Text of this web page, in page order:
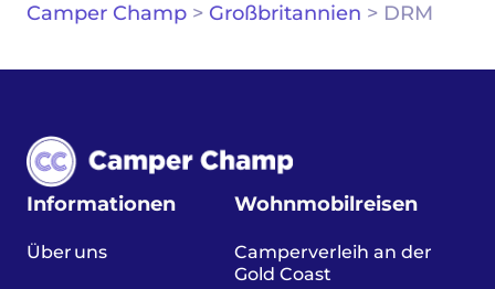
Camper Champ > Großbritannien > DRM
Informationen
Über uns
Wohnmobilreisen
Camperverleih an der
Gold Coast